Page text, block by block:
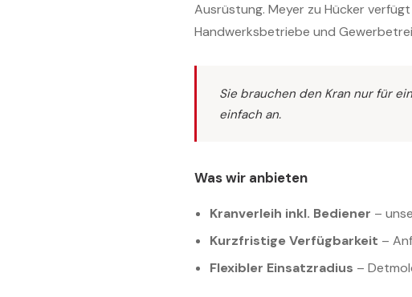
Ausrüstung. Meyer zu Hücker
Handwerksbetriebe und
Sie brauchen den Kran nur für
einfach an.
Was wir anbieten
Kranverleih inkl. Bediener –
Kurzfristige Verfügbarkeit –
Flexibler Einsatzradius –